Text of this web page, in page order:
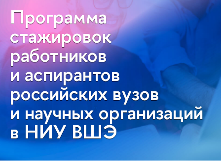
Программа
стажировок
работников
и аспирантов
российских вузов
и научных организаций
в НИУ ВШЭ